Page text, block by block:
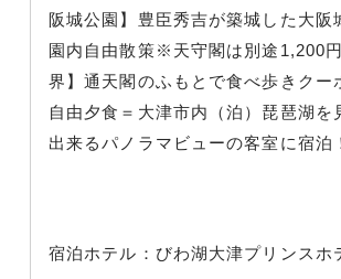
阪城公園】豊臣秀吉が築城した大阪
園内自由散策※天守閣は別途1,200
界】通天閣のふもとで食べ歩きクー
自由夕食＝大津市内（泊）琵琶湖を
出来るパノラマビューの客室に宿泊
宿泊ホテル：びわ湖大津プリンス